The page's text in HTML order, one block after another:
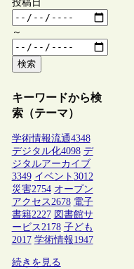
投稿日
～
検索
キーワードから検
索（テーマ）
学術情報流通4348
デジタル化4098 デ
ジタルアーカイブ
3349 イベント 3012
災害2754 オープン
アクセス2678 電子
書籍2227 図書館サ
ービス2178 子ども
2017 学術情報1947
続きを見る